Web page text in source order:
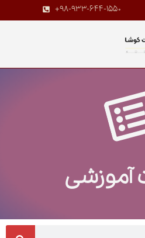
+98-933-644-1550
آموزشی